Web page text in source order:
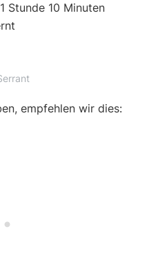
Stunde 10 Minuten
empfehlen wir dies: